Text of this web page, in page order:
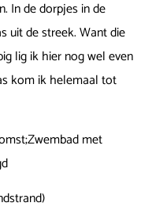
In de dorpjes in de
uit de streek. Want die
lig ik hier nog wel even
kom ik helemaal tot
met